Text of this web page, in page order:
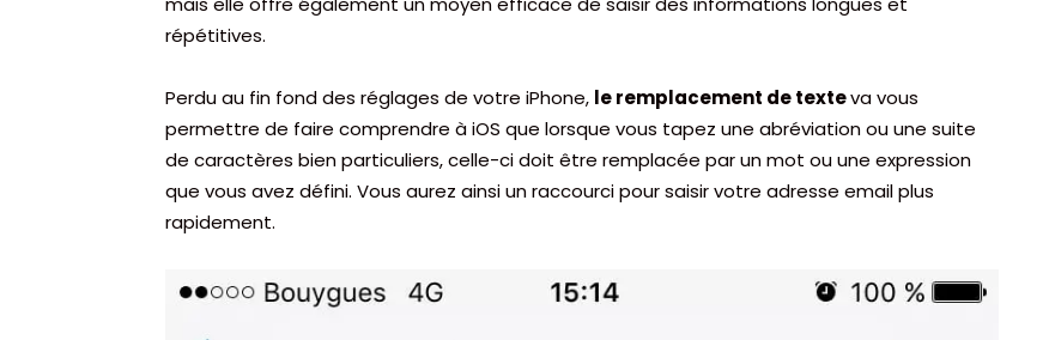
répétitives.
Perdu au fin fond des réglages de votre iPhone, le remplacement de texteva vous
permettre de faire comprendre à iOS que lorsque vous tapez une abréviation ou une suite
de caractères bien particuliers, celle-ci doit être remplacée par un mot ou une expression
que vous avez défini. Vous aurez ainsi un raccourci pour saisir votre adresse email plus
rapidement.